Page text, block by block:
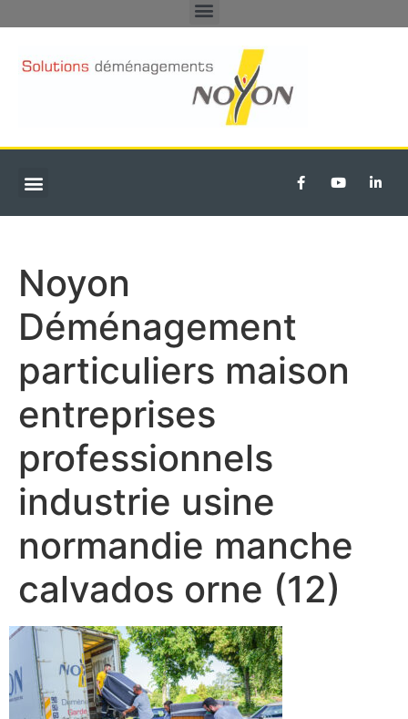
Noyon
Déménagement
particuliers maison
entreprises
professionnels
industrie usine
normandie manche
calvados orne (12)